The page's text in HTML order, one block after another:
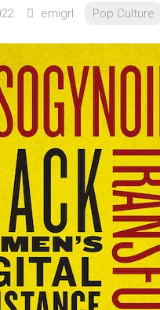
emigrl Pop Culture